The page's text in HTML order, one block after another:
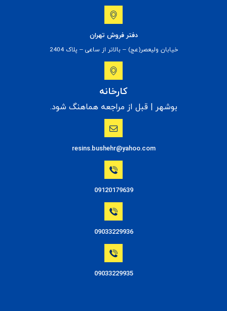
دفتر فروش تهران
خیابان ولیعصر(عج) – بالاتر از ساعی – پلاک 2404
کارخانه
بوشهر | قبل از مراجعه هماهنگ شود.
resins.bushehr@yahoo.com
09120179639
09033229936
09033229935